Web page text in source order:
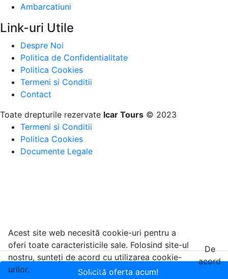
Solicită oferta acum!
Ambarcatiuni
Link-uri Utile
Despre Noi
Politica de Confidentialitate
Politica Cookies
Termeni si Conditii
Contact
Toate drepturile rezervate Icar Tours © 2023
Termeni si Conditii
Politica Cookies
Documente Legale
Acest site web necesită cookie-uri pentru a
oferi toate caracteristicile sale. Folosind site-ul
nostru, sunteți de acord cu utilizarea cookie-
urilor.
Mai multe informatii
De
acord